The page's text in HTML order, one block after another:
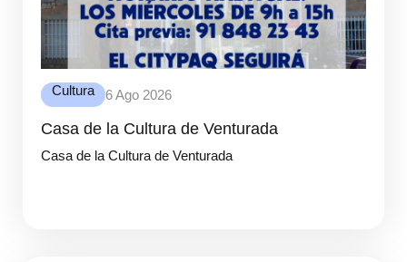
Cultura 6 Ago 2026
Casa de la Cultura de Venturada
Casa de la Cultura de Venturada